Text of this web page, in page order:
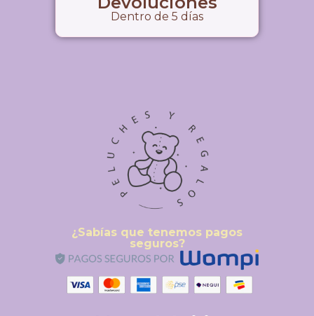
Dentro de 5 días
¿Sabías que tenemos pagos
seguros?